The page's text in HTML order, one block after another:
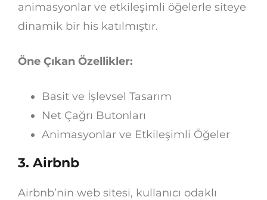
animasyonlar ve etkileşimli öğelerle siteye
dinamik bir his katılmıştır.
Öne Çıkan Özellikler:
Basit ve İşlevsel Tasarım
Net Çağrı Butonları
Animasyonlar ve Etkileşimli Öğeler
3. Airbnb
Airbnb’nin web sitesi, kullanıcı odaklı